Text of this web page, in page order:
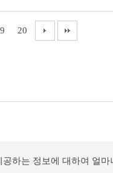
20
하는 정보에 대하여 얼마